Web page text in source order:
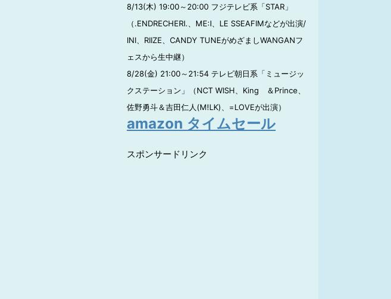
8/13(木) 19:00～20:00 フジテレビ系「STAR」
（.ENDRECHERI.、ME:I、LE SSEAFIMなどが出演/
INI、RIIZE、CANDY TUNEがめざましWANGANフ
ェスから生中継）
8/28(金) 21:00～21:54 テレビ朝日系「ミュージッ
クステーション」（NCT WISH、King ＆Prince、
佐野勇斗＆吉田仁人(M!LK)、=LOVEが出演）
amazon タイムセール
スポンサードリンク